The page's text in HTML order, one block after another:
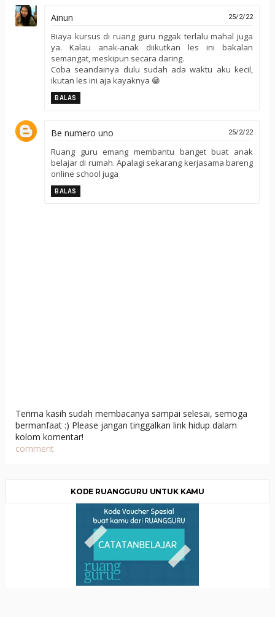
Ainun 25/2/22
Biaya kursus di ruang guru nggak terlalu mahal juga
ya. Kalau anak-anak diikutkan les ini bakalan
semangat, meskipun secara daring.
Coba seandainya dulu sudah ada waktu aku kecil,
ikutan les ini aja kayaknya 😁
BALAS
Be numero uno 25/2/22
Ruang guru emang membantu banget buat anak
belajar di rumah. Apalagi sekarang kerjasama bareng
online school juga
BALAS
Terima kasih sudah membacanya sampai selesai, semoga
bermanfaat :) Please jangan tinggalkan link hidup dalam
kolom komentar!
comment
KODE RUANGGURU UNTUK KAMU